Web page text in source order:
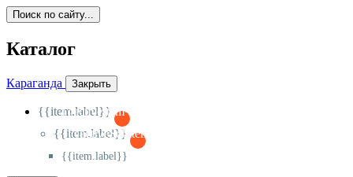
Поиск по сайту...
Каталог
Караганда Закрыть
{{item.label}}
{{activeItem==item.id?'-
{{item.label}}
{{activeSubitem==item.id?'-
{{item.label}}